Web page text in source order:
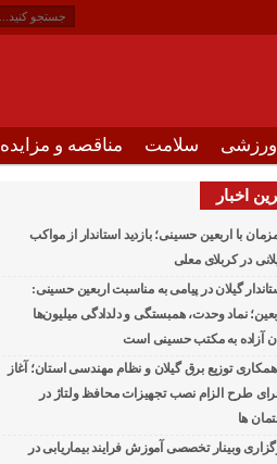
ورزشی سلامت
مناقصه و مزایده
اخبار
با اربعین حسینی؛ بازدید استاندار از مواکب
در کربلای معلی
گیلان در پیامی به مناسبت اربعین حسینی:
نماد وحدت، همبستگی و دلدادگی میلیون‌ها
آزاده به مکتب حسینی است
همکاری توزیع برق گیلان و نظام مهندسی استان؛ آغاز
طرح الزام نصب تجهیزات محافظ ولتاژ در
ها
وبینار تخصصی آموزش فرایند بیماریابی در